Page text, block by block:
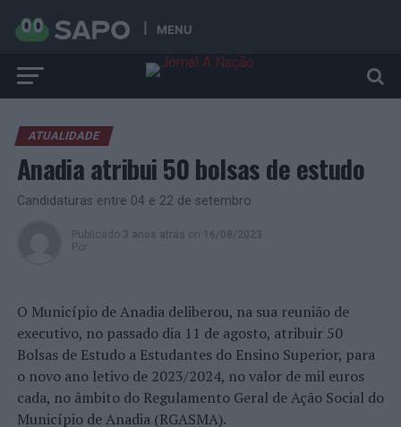
MENU
ATUALIDADE
Anadia atribui 50 bolsas de estudo
Candidaturas entre 04 e 22 de setembro
Publicado 3 anos atrás on 16/08/2023
Por
O Município de Anadia deliberou, na sua reunião de
executivo, no passado dia 11 de agosto, atribuir 50
Bolsas de Estudo a Estudantes do Ensino Superior, para
o novo ano letivo de 2023/2024, no valor de mil euros
cada, no âmbito do Regulamento Geral de Ação Social do
Município de Anadia (RGASMA).